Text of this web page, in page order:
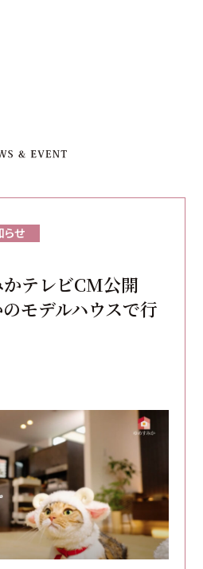
らせ
テレビCM公開
モデルハウスで行